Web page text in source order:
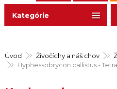
Úvod Živočíchy a náš chov
Hyphessobrycon callistus -
Kategórie